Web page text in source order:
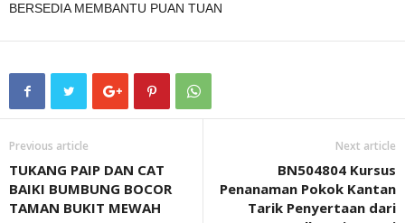
BERSEDIA MEMBANTU PUAN TUAN
Previous article
TUKANG PAIP DAN CAT
BAIKI BUMBUNG BOCOR
TAMAN BUKIT MEWAH
Next article
BN504804 Kursus
Penanaman Pokok Kantan
Tarik Penyertaan dari